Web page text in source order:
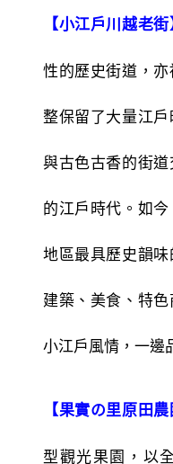
【小江戶川越老街
性的歷史街道，
整保留了大量江
與古色古香的街
的江戶時代。如
地區最具歷史韻
建築、美食、特
小江戶風情，一邊
【果實の里原田農
型觀光果園，以